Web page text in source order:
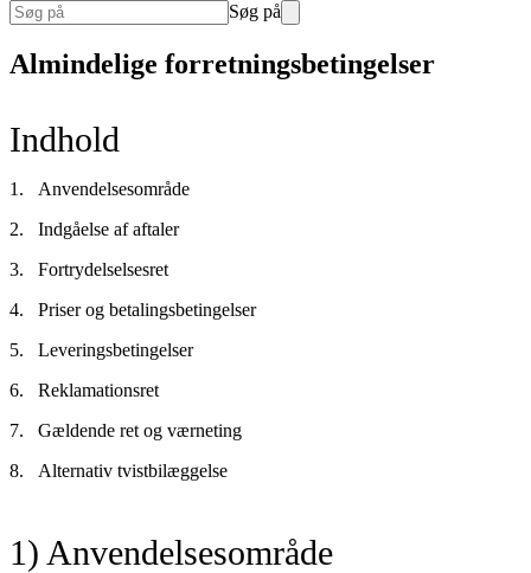
Søg på
Almindelige forretningsbetingelser
Indhold
Anvendelsesområde
Indgåelse af aftaler
Fortrydelselsesret
Priser og betalingsbetingelser
Leveringsbetingelser
Reklamationsret
Gældende ret og værneting
Alternativ tvistbilæggelse
1) Anvendelsesområde